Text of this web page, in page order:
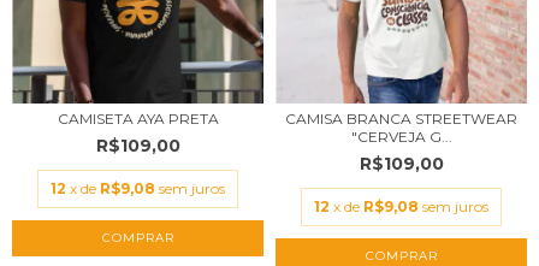
CAMISETA AYA PRETA
R$109,00
12 x de R$9,08 sem juros
COMPRAR
CAMISA BRANCA STREETWEAR
"CERVEJA G...
R$109,00
12 x de R$9,08 sem juros
COMPRAR